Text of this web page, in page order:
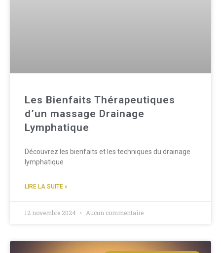
Les Bienfaits Thérapeutiques
d’un massage Drainage
Lymphatique
Découvrez les bienfaits et les techniques du drainage
lymphatique
LIRE LA SUITE »
12 novembre 2024 Aucun commentaire